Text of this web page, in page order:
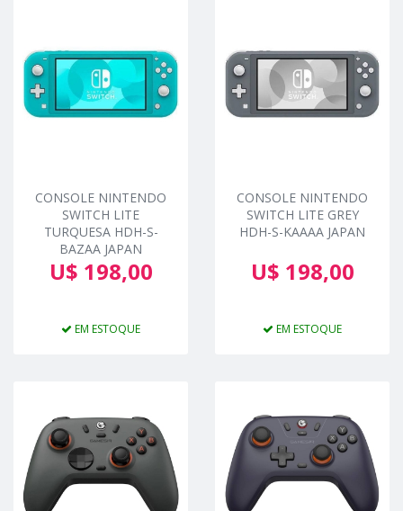
CONSOLE NINTENDO
SWITCH LITE
TURQUESA HDH-S-
BAZAA JAPAN
U$ 198,00
EM ESTOQUE
CONSOLE NINTENDO
SWITCH LITE GREY
HDH-S-KAAAA JAPAN
U$ 198,00
EM ESTOQUE